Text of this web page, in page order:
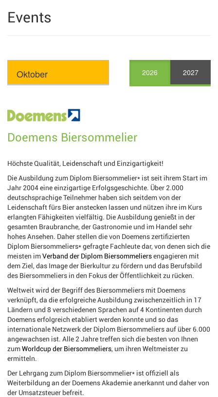
Events
2026 2027
Doemens Biersommelier
Höchste Qualität, Leidenschaft und Einzigartigkeit!
Die Ausbildung zum Diplom Biersommelier* ist seit ihrem Start im
Jahr 2004 eine einzigartige Erfolgsgeschichte. Über 2.000
deutschsprachige Teilnehmer haben sich seitdem von der
Leidenschaft fürs Bier anstecken lassen und nützen ihre im Kurs
erlangten Fähigkeiten vielfältig. Die Ausbildung genießt in der
gesamten Braubranche, der Gastronomie und im Handel sehr
hohes Ansehen. Daher stellen die von Doemens zertifizierten
Diplom Biersommeliers* gefragte Fachleute dar, von denen sich die
meisten imVerband der Diplom Biersommeliersengagieren mit
dem Ziel, das Image der Bierkultur zu fördern und das Berufsbild
des Biersommeliers in den Fokus der Öffentlichkeit zu rücken.
Weltweit wird der Begriff des Biersommeliers mit Doemens
verknüpft, da die erfolgreiche Ausbildung zwischenzeitlich in 17
Ländern und 8 verschiedenen Sprachen auf 4 Kontinenten durch
Doemens erfolgreich etabliert werden konnte und so das
internationale Netzwerk der Diplom Biersommeliers auf über 6.000
angewachsen ist. Alle 2 Jahre treffen sich die besten von Ihnen
zumWorldcup der Biersommeliers, um ihren Weltmeister zu
ermitteln.
Der Lehrgang zum Diplom Biersommelier* ist offiziell als
Weiterbildung an der Doemens Akademie anerkannt und daher von
der Umsatzsteuer befreit.